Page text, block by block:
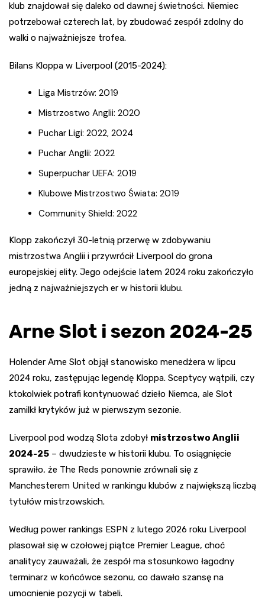
klub znajdował się daleko od dawnej świetności. Niemiec
potrzebował czterech lat, by zbudować zespół zdolny do
walki o najważniejsze trofea.
Bilans Kloppa w Liverpool (2015-2024):
Liga Mistrzów: 2019
Mistrzostwo Anglii: 2020
Puchar Ligi: 2022, 2024
Puchar Anglii: 2022
Superpuchar UEFA: 2019
Klubowe Mistrzostwo Świata: 2019
Community Shield: 2022
Klopp zakończył 30-letnią przerwę w zdobywaniu
mistrzostwa Anglii i przywrócił Liverpool do grona
europejskiej elity. Jego odejście latem 2024 roku zakończyło
jedną z najważniejszych er w historii klubu.
Arne Slot i sezon 2024-25
Holender Arne Slot objął stanowisko menedżera w lipcu
2024 roku, zastępując legendę Kloppa. Sceptycy wątpili, czy
ktokolwiek potrafi kontynuować dzieło Niemca, ale Slot
zamilkł krytyków już w pierwszym sezonie.
Liverpool pod wodzą Slota zdobył mistrzostwo Anglii
2024-25 – dwudzieste w historii klubu. To osiągnięcie
sprawiło, że The Reds ponownie zrównali się z
Manchesterem United w rankingu klubów z największą liczbą
tytułów mistrzowskich.
Według power rankings ESPN z lutego 2026 roku Liverpool
plasował się w czołowej piątce Premier League, choć
analitycy zauważali, że zespół ma stosunkowo łagodny
terminarz w końcówce sezonu, co dawało szansę na
umocnienie pozycji w tabeli.